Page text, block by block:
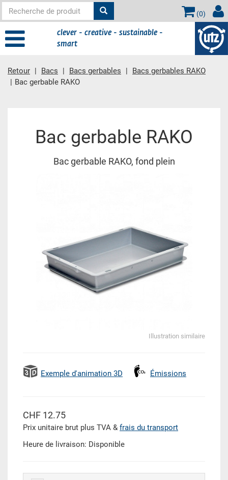
(0)
clever - creative - sustainable -
smart
Retour Bacs Bacs gerbables
Bacs gerbables RAKO
Bac gerbable RAKO
Bac gerbable RAKO
Bac gerbable RAKO, fond plein
Illustration similaire
Exemple d'animation 3D Émissions
CHF 12.75
Prix unitaire brut plus TVA & frais du transport
Heure de livraison: Disponible